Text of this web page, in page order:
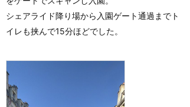
シェアライド降り場から入園ゲート通過までト
イレも挟んで15分ほどでした。